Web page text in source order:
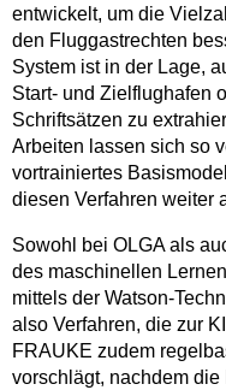
entwickelt, um die
den Fluggastrechten
System ist in der Lage,
Start- und Zielflughafen
Schriftsätzen zu
Arbeiten lassen sich so
vortrainiertes
diesen Verfahren weiter
Sowohl bei OLGA als
des maschinellen
mittels der Watson-
also Verfahren, die zur
FRAUKE zudem
vorschlägt, nachdem